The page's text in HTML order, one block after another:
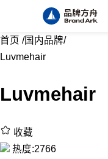
首页 /国内品牌/
Luvmehair
Luvmehair
收藏
热度:2766